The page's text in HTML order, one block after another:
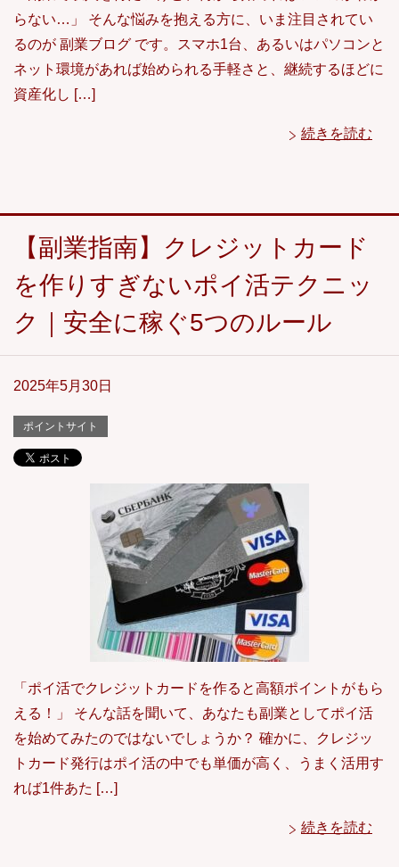
らない…」 そんな悩みを抱える方に、いま注目されてい
るのが 副業ブログ です。スマホ1台、あるいはパソコンと
ネット環境があれば始められる手軽さと、継続するほどに
資産化し […]
続きを読む
【副業指南】クレジットカード
を作りすぎないポイ活テクニッ
ク｜安全に稼ぐ5つのルール
2025年5月30日
ポイントサイト
「ポイ活でクレジットカードを作ると高額ポイントがもら
える！」 そんな話を聞いて、あなたも副業としてポイ活
を始めてみたのではないでしょうか？ 確かに、クレジッ
トカード発行はポイ活の中でも単価が高く、うまく活用す
れば1件あた […]
続きを読む